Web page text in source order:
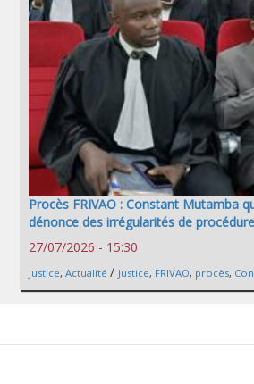
Procès FRIVAO : Constant Mutamba
dénonce des irrégularités de procédure
27/07/2026 - 15:30
Justice, Actualité / Justice, FRIVAO, procès,